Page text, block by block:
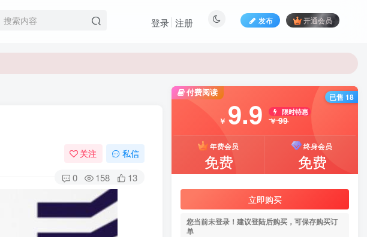
发布 开通会员
登录 注册
关注 私信
0 158 13
付费阅读
￥ 9.9 限时特惠
￥99
年费会员
免费
终身会员
免费
立即购买
您当前未登录！建议登陆后购买，可保存购买订
单
已售 18